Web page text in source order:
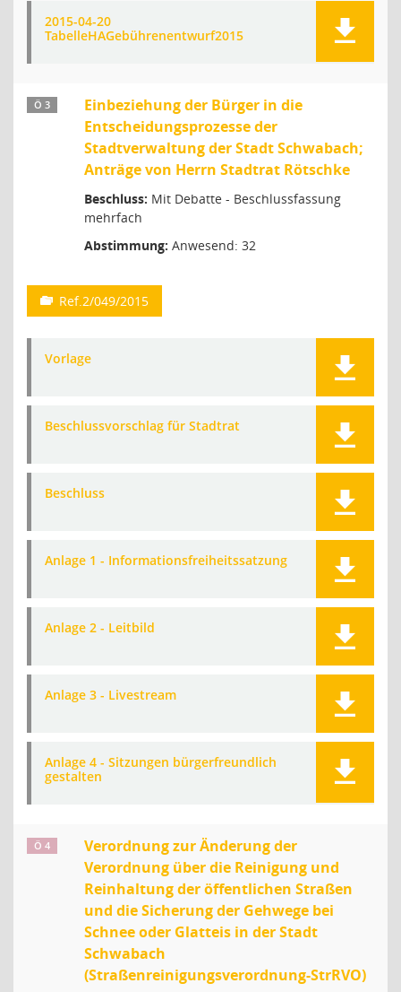
2015-04-20
TabelleHAGebührenentwurf2015
Ö 3
Einbeziehung der Bürger in die
Entscheidungsprozesse der
Stadtverwaltung der Stadt Schwabach;
Anträge von Herrn Stadtrat Rötschke
Beschluss: Mit Debatte - Beschlussfassung
mehrfach
Abstimmung: Anwesend: 32
Ref.2/049/2015
Vorlage
Beschlussvorschlag für Stadtrat
Beschluss
Anlage 1 - Informationsfreiheitssatzung
Anlage 2 - Leitbild
Anlage 3 - Livestream
Anlage 4 - Sitzungen bürgerfreundlich
gestalten
Ö 4
Verordnung zur Änderung der
Verordnung über die Reinigung und
Reinhaltung der öffentlichen Straßen
und die Sicherung der Gehwege bei
Schnee oder Glatteis in der Stadt
Schwabach
(Straßenreinigungsverordnung-StrRVO)